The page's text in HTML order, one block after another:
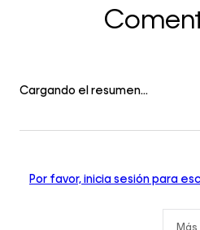
Cargando el resumen…
Por favor, inicia sesión para